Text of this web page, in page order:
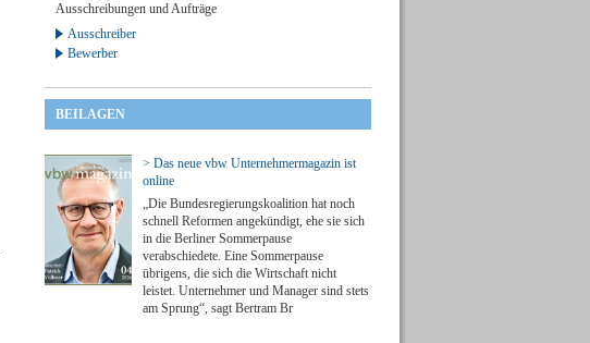
Ausschreibungen und Aufträge
Ausschreiber
Bewerber
BEILAGEN
> Das neue vbw Unternehmermagazin ist
online
„Die Bundesregierungskoalition hat noch
schnell Reformen angekündigt, ehe sie sich
in die Berliner Sommerpause
verabschiedete. Eine Sommerpause
übrigens, die sich die Wirtschaft nicht
leistet. Unternehmer und Manager sind stets
am Sprung“, sagt Bertram Br